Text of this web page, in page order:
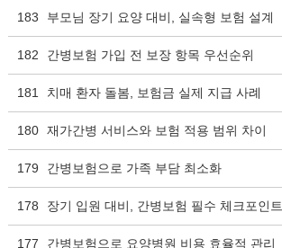
183 부모님 장기 요양 대비, 실속형 보험 설계
182 간병보험 가입 전 보장 항목 우선순위
181 치매 환자 돌봄, 보험금 실제 지급 사례
180 재가간병 서비스와 보험 적용 범위 차이
179 간병보험으로 가족 부담 최소화
178 장기 입원 대비, 간병보험 필수 체크포인트
177 간병보험으로 요양병원 비용 효율적 관리